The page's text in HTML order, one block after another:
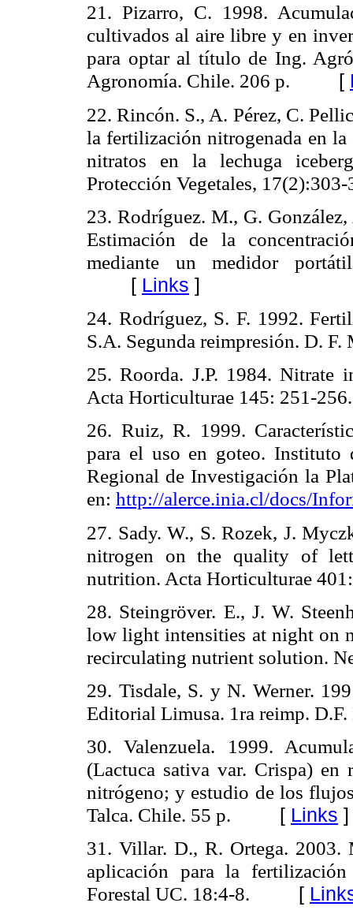
21. Pizarro, C. 1998.
cultivados al aire libre y en
para optar al título de Ing.
Agronomía. Chile. 206 p.
[
22. Rincón. S., A. Pérez, C.
la fertilización nitrogenada en
nitratos en la lechuga
Protección Vegetales,
23. Rodríguez. M., G.
Estimación de la
mediante un medidor
[ Links ]
24. Rodríguez, S. F. 1992.
S.A. Segunda reimpresión. D.
25. Roorda. J.P. 1984. Nitrate
Acta Horticulturae 145: 251-
26. Ruiz, R. 1999.
para el uso en goteo. Instituto
Regional de Investigación la
en: http://alerce.inia.cl/docs/
27. Sady. W., S. Rozek, J.
nitrogen on the quality of
nutrition. Acta Horticulturae
28. Steingröver. E., J. W.
low light intensities at night on
recirculating nutrient solution.
29. Tisdale, S. y N. Werner.
Editorial Limusa. 1ra reimp.
30. Valenzuela. 1999.
(Lactuca sativa var. Crispa) en
nitrógeno; y estudio de los
Talca. Chile. 55 p.
[ Links ]
31. Villar. D., R. Ortega. 2003.
aplicación para la
Forestal UC. 18:4-8.
[